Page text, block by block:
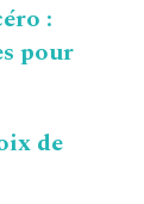
:
pour
de